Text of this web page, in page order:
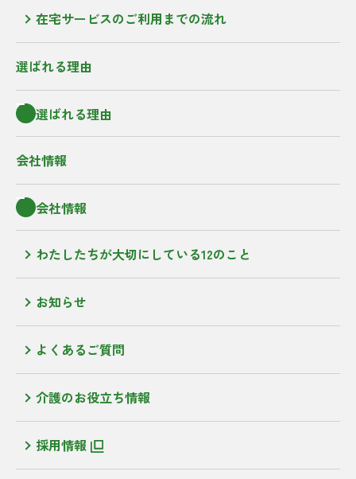
在宅サービスのご利用までの流れ
選ばれる理由
選ばれる理由
会社情報
会社情報
わたしたちが大切にしている12のこと
お知らせ
よくあるご質問
介護のお役立ち情報
採用情報